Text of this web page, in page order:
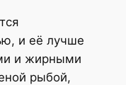
и её лучше
и жирными
рыбой,